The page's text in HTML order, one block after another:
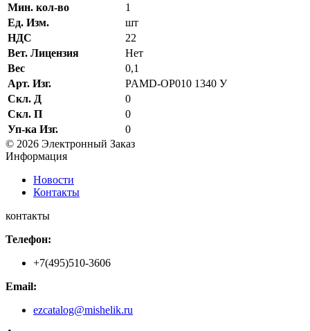
Мин. кол-во
1
Ед. Изм.
шт
НДС
22
Вет. Лицензия
Нет
Вес
0,1
Арт. Изг.
PAMD-OP010 1340 У
Скл. Д
0
Скл. П
0
Уп-ка Изг.
0
© 2026 Электронный Заказ
Информация
Новости
Контакты
контакты
Телефон:
+7(495)510-3606
Email:
ezcatalog@mishelik.ru